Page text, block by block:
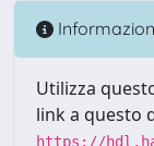
Utilizza
link a questo
https://